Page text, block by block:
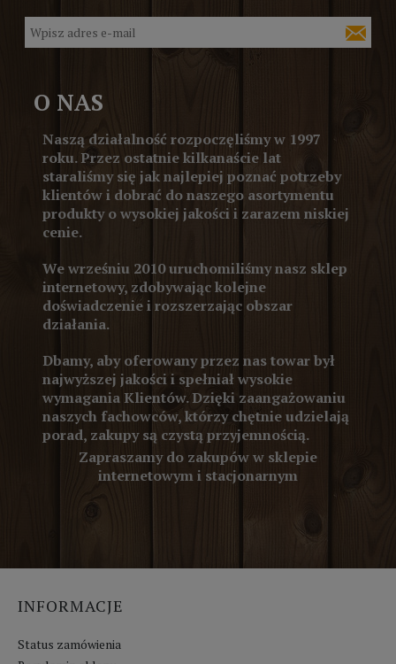
O NAS
Naszą działalność rozpoczęliśmy w 1997
roku. Przez ostatnie kilkanaście lat
staraliśmy się jak najlepiej poznać potrzeby
klientów i dobrać do naszego asortymentu
produkty o wysokiej jakości i zarazem niskiej
cenie.
We wrześniu 2010 uruchomiliśmy nasz sklep
internetowy, zdobywając kolejne
doświadczenie i rozszerzając obszar
działania.
Dbamy, aby oferowany przez nas towar był
najwyższej jakości i spełniał wysokie
wymagania Klientów. Dzięki zaangażowaniu
naszych fachowców, którzy chętnie udzielają
porad, zakupy są czystą przyjemnością.
Zapraszamy do zakupów w sklepie
internetowym i stacjonarnym
INFORMACJE
Status zamówienia